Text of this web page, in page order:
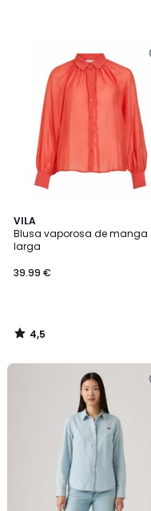
VILA
Blusa vaporosa de manga
larga
39.99 €
4,5
/ 5
4,5
/